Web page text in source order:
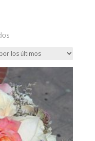
Ordenado
los
últimos